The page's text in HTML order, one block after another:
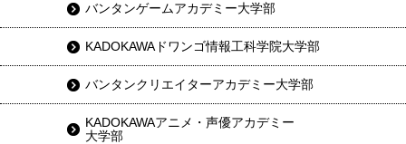
バンタンゲームアカデミー大学部
KADOKAWAドワンゴ情報工科学院大学部
バンタンクリエイターアカデミー大学部
KADOKAWAアニメ・声優アカデミー
大学部